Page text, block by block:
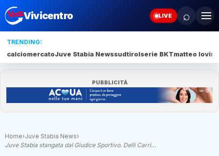
Vivicentro LIVE ⌕
TRENDING:
calciomercatoJuve Stabia Newssudtirolserie BKTmatteo lovisa
PUBBLICITÀ
Home›Juve Stabia News›
Juve Stabia stangata dal Giudice Sportivo. Delli Carri…